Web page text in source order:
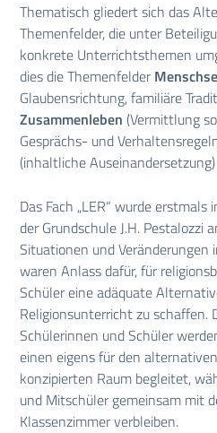
Thematisch gliedert sich das
Themenfelder, die unter
konkrete Unterrichtsthemen
dies die Themenfelder
Glaubensrichtung, familiäre
Zusammenleben (Vermittlung
Gesprächs- und
(inhaltliche
Das Fach „LER“ wurde
der Grundschule J.H. Pestalozzi
Situationen und
waren Anlass dafür, für
Schüler eine adäquate
Religionsunterricht zu schaffen.
Schülerinnen und Schüler
einen eigens für den
konzipierten Raum begleitet,
und Mitschüler gemeinsam mit
Klassenzimmer verbleiben.